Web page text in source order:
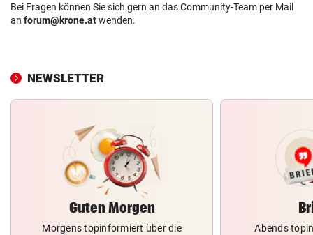
Bei Fragen können Sie sich gern an das Community-Team per Mail
an forum@krone.atwenden.
NEWSLETTER
Guten Morgen
Morgens topinformiert über die
Abends